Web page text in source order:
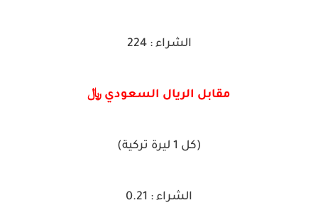
الشراء : 224
مقابل الريال السعودي ﷼
(كل 1 ليرة تركية)
الشراء : 0.21